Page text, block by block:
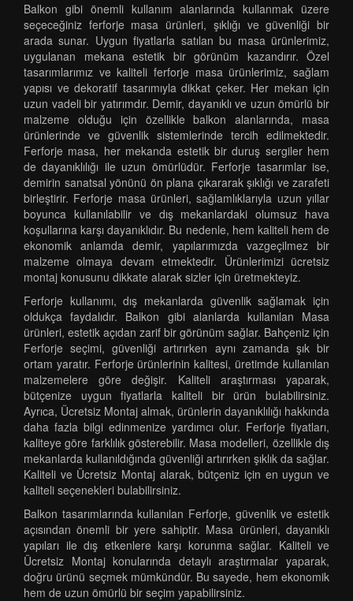
Balkon gibi önemli kullanım alanlarında kullanmak üzere
seçeceğiniz ferforje masa ürünleri, şıklığı ve güvenliği bir
arada sunar. Uygun fiyatlarla satılan bu masa ürünlerimiz,
uygulanan mekana estetik bir görünüm kazandırır. Özel
tasarımlarımız ve kaliteli ferforje masa ürünlerimiz, sağlam
yapısı ve dekoratif tasarımıyla dikkat çeker. Her mekan için
uzun vadeli bir yatırımdır. Demir, dayanıklı ve uzun ömürlü bir
malzeme olduğu için özellikle balkon alanlarında, masa
ürünlerinde ve güvenlik sistemlerinde tercih edilmektedir.
Ferforje masa, her mekanda estetik bir duruş sergiler hem
de dayanıklılığı ile uzun ömürlüdür. Ferforje tasarımlar ise,
demirin sanatsal yönünü ön plana çıkararak şıklığı ve zarafeti
birleştirir. Ferforje masa ürünleri, sağlamlıklarıyla uzun yıllar
boyunca kullanılabilir ve dış mekanlardaki olumsuz hava
koşullarına karşı dayanıklıdır. Bu nedenle, hem kaliteli hem de
ekonomik anlamda demir, yapılarımızda vazgeçilmez bir
malzeme olmaya devam etmektedir. Ürünlerimizi ücretsiz
montaj konusunu dikkate alarak sizler için üretmekteyiz.
Ferforje kullanımı, dış mekanlarda güvenlik sağlamak için
oldukça faydalıdır. Balkon gibi alanlarda kullanılan Masa
ürünleri, estetik açıdan zarif bir görünüm sağlar. Bahçeniz için
Ferforje seçimi, güvenliği artırırken aynı zamanda şık bir
ortam yaratır. Ferforje ürünlerinin kalitesi, üretimde kullanılan
malzemelere göre değişir. Kaliteli araştırması yaparak,
bütçenize uygun fiyatlarla kaliteli bir ürün bulabilirsiniz.
Ayrıca, Ücretsiz Montaj almak, ürünlerin dayanıklılığı hakkında
daha fazla bilgi edinmenize yardımcı olur. Ferforje fiyatları,
kaliteye göre farklılık gösterebilir. Masa modelleri, özellikle dış
mekanlarda kullanıldığında güvenliği artırırken şıklık da sağlar.
Kaliteli ve Ücretsiz Montaj alarak, bütçeniz için en uygun ve
kaliteli seçenekleri bulabilirsiniz.
Balkon tasarımlarında kullanılan Ferforje, güvenlik ve estetik
açısından önemli bir yere sahiptir. Masa ürünleri, dayanıklı
yapıları ile dış etkenlere karşı korunma sağlar. Kaliteli ve
Ücretsiz Montaj konularında detaylı araştırmalar yaparak,
doğru ürünü seçmek mümkündür. Bu sayede, hem ekonomik
hem de uzun ömürlü bir seçim yapabilirsiniz.